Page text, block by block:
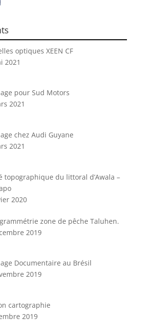
optiques XEEN CF
2021
pour Sud Motors
2021
chez Audi Guyane
2021
topographique du littoral d’Awala –
2020
zone de pêche Taluhen.
2019
Documentaire au Brésil
2019
cartographie
2019